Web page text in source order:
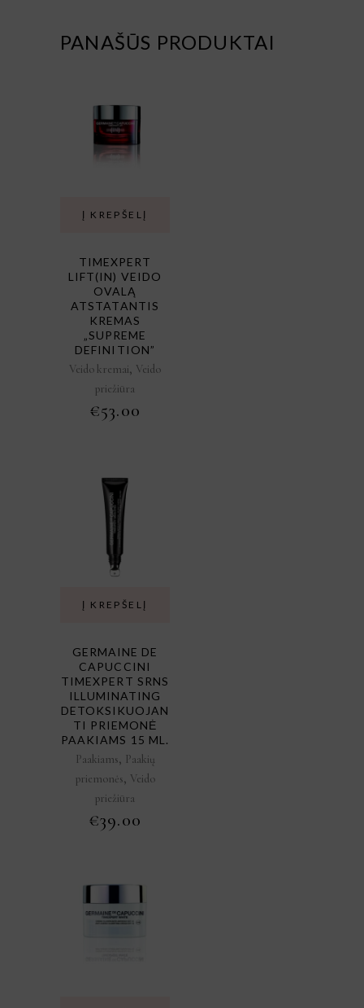
PANAŠŪS PRODUKTAI
Į KREPŠELĮ
TIMEXPERT
LIFT(IN) VEIDO
OVALĄ
ATSTATANTIS
KREMAS
„SUPREME
DEFINITION”
Veido kremai, Veido
priežiūra
€53.00
Į KREPŠELĮ
GERMAINE DE
CAPUCCINI
TIMEXPERT SRNS
ILLUMINATING
DETOKSIKUOJAN
TI PRIEMONĖ
PAAKIAMS 15 ML.
Paakiams, Paakių
priemonės, Veido
priežiūra
€39.00